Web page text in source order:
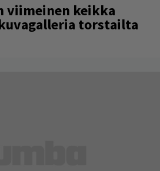
viimeinen keikka
torstailta